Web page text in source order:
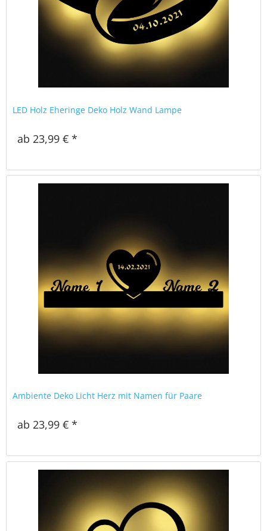
LED Holz Eheringe Deko Holz Wand Lampe
ab 23,99 € *
Ambiente Deko Licht Herz mit Namen für Paare
ab 23,99 € *